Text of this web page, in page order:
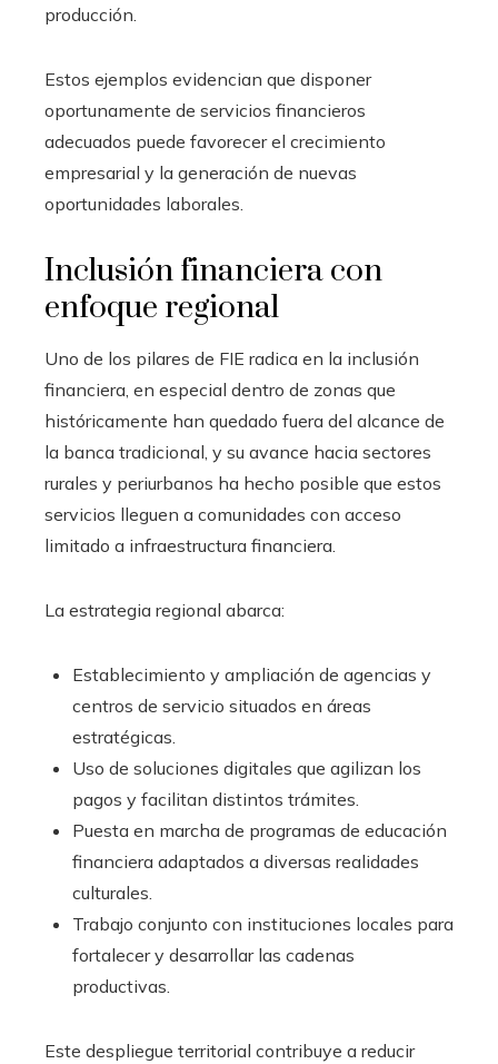
producción.
Estos ejemplos evidencian que disponer
oportunamente de servicios financieros
adecuados puede favorecer el crecimiento
empresarial y la generación de nuevas
oportunidades laborales.
Inclusión financiera con
enfoque regional
Uno de los pilares de FIE radica en la inclusión
financiera, en especial dentro de zonas que
históricamente han quedado fuera del alcance de
la banca tradicional, y su avance hacia sectores
rurales y periurbanos ha hecho posible que estos
servicios lleguen a comunidades con acceso
limitado a infraestructura financiera.
La estrategia regional abarca:
Establecimiento y ampliación de agencias y
centros de servicio situados en áreas
estratégicas.
Uso de soluciones digitales que agilizan los
pagos y facilitan distintos trámites.
Puesta en marcha de programas de educación
financiera adaptados a diversas realidades
culturales.
Trabajo conjunto con instituciones locales para
fortalecer y desarrollar las cadenas
productivas.
Este despliegue territorial contribuye a reducir